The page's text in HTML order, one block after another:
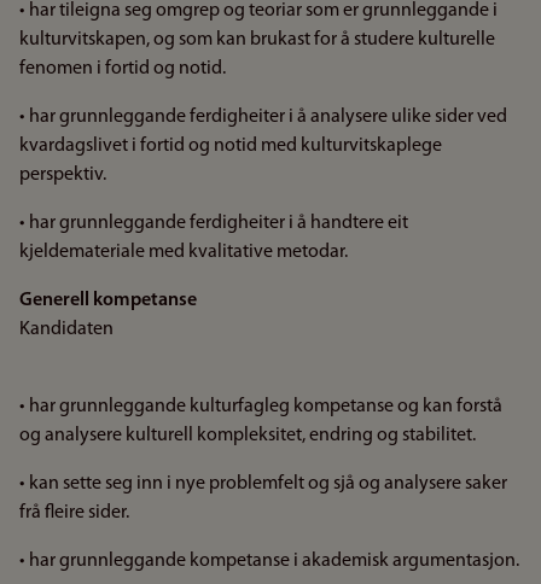
• har tileigna seg omgrep og teoriar som er grunnleggande i
kulturvitskapen, og som kan brukast for å studere kulturelle
fenomen i fortid og notid.
• har grunnleggande ferdigheiter i å analysere ulike sider ved
kvardagslivet i fortid og notid med kulturvitskaplege
perspektiv.
• har grunnleggande ferdigheiter i å handtere eit
kjeldemateriale med kvalitative metodar.
Generell kompetanse
Kandidaten
• har grunnleggande kulturfagleg kompetanse og kan forstå
og analysere kulturell kompleksitet, endring og stabilitet.
• kan sette seg inn i nye problemfelt og sjå og analysere saker
frå fleire sider.
• har grunnleggande kompetanse i akademisk argumentasjon.